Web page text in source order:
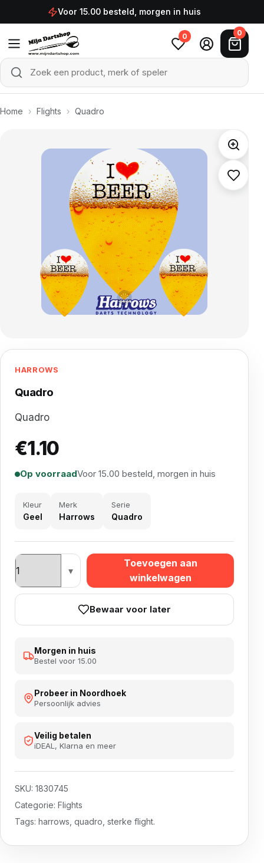
Ga naar de inhoudVoor 15.00 besteld, morgen in huis
Zoek een product, merk of speler
Zoeken
0 0
Home › Flights › Quadro
HARROWS
Quadro
Quadro
€1.10
Op voorraadVoor 15.00 besteld, morgen in huis
Kleur
Geel
Merk
Harrows
Serie
Quadro
Quadro aantal
Toevoegen aan
winkelwagen
Bewaar voor later
Morgen in huis
Bestel voor 15.00
Probeer in Noordhoek
Persoonlijk advies
Veilig betalen
iDEAL, Klarna en meer
SKU: 1830745
Categorie: Flights
Tags: harrows, quadro, sterke flight.